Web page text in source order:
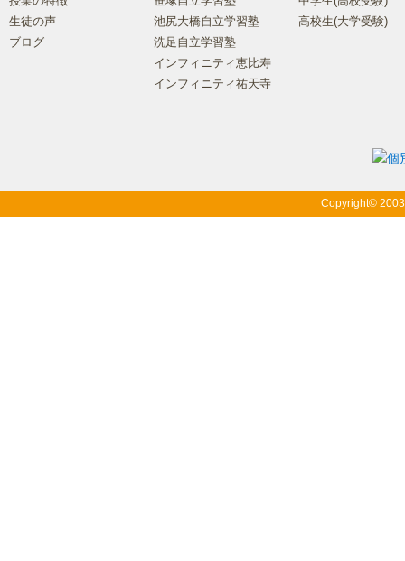
生徒の声
ブログ
池尻大橋自立学習塾
洗足自立学習塾
インフィニティ恵比寿
インフィニティ祐天寺
高校生(大学受験)
Copyright©